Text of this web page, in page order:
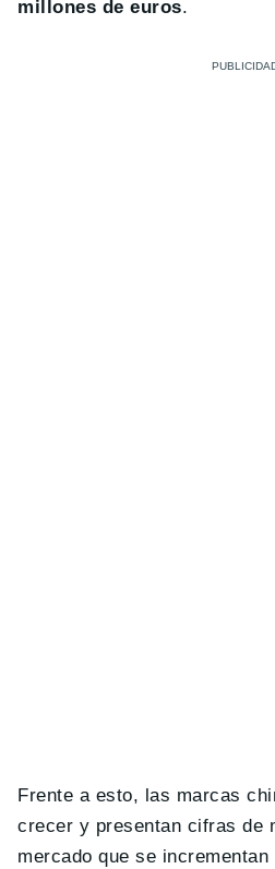
millones de euros.
Frente a esto, las marcas
crecer y presentan cifras de
mercado que se